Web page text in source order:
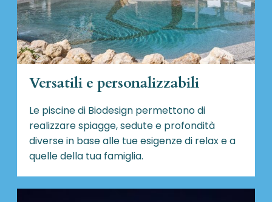
Versatili e personalizzabili
Le piscine di Biodesign permettono di
realizzare spiagge, sedute e profondità
diverse in base alle tue esigenze di relax e a
quelle della tua famiglia.